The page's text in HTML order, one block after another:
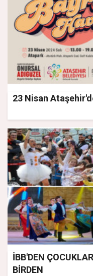
23 Nisan
İBB'DEN
BİRDEN